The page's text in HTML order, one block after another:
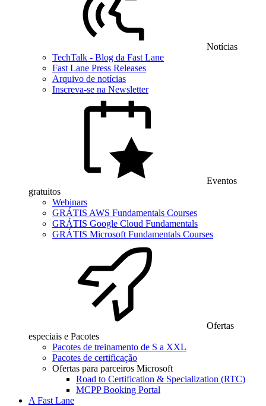
Notícias
TechTalk - Blog da Fast Lane
Fast Lane Press Releases
Arquivo de notícias
Inscreva-se na Newsletter
Eventos
gratuitos
Webinars
GRÁTIS AWS Fundamentals Courses
GRÁTIS Google Cloud Fundamentals
GRÁTIS Microsoft Fundamentals Courses
Ofertas
especiais e Pacotes
Pacotes de treinamento de S a XXL
Pacotes de certificação
Ofertas para parceiros Microsoft
Road to Certification & Specialization (RTC)
MCPP Booking Portal
A Fast Lane